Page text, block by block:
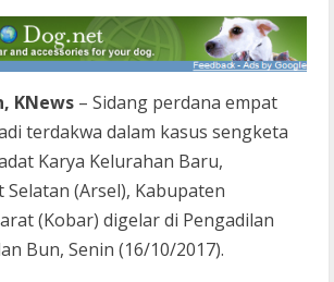
KNews – Sidang perdana empat
terdakwa dalam kasus sengketa
Karya Kelurahan Baru,
Selatan (Arsel), Kabupaten
(Kobar) digelar di Pengadilan
Bun, Senin (16/10/2017).